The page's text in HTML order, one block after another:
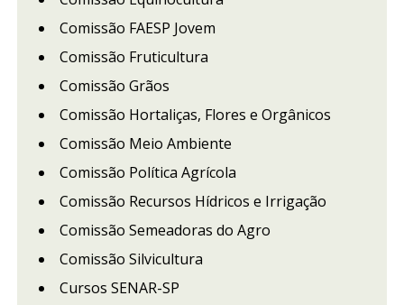
Comissão FAESP Jovem
Comissão Fruticultura
Comissão Grãos
Comissão Hortaliças, Flores e Orgânicos
Comissão Meio Ambiente
Comissão Política Agrícola
Comissão Recursos Hídricos e Irrigação
Comissão Semeadoras do Agro
Comissão Silvicultura
Cursos SENAR-SP